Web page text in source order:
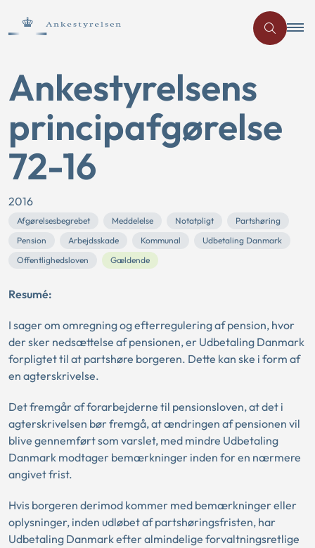
Ankestyrelsens
principafgørelse
72-16
2016
Afgørelsesbegrebet Meddelelse Notatpligt
Partshøring
Pension
Arbejdsskade Kommunal
Udbetaling Danmark
Offentlighedsloven
Gældende
Resumé:
I sager om omregning og efterregulering af pension, hvor
der sker nedsættelse af pensionen, er Udbetaling Danmark
forpligtet til at partshøre borgeren. Dette kan ske i form af
en agterskrivelse.
Det fremgår af forarbejderne til pensionsloven, at det i
agterskrivelsen bør fremgå, at ændringen af pensionen vil
blive gennemført som varslet, med mindre Udbetaling
Danmark modtager bemærkninger inden for en nærmere
angivet frist.
Hvis borgeren derimod kommer med bemærkninger eller
oplysninger, inden udløbet af partshøringsfristen, har
Udbetaling Danmark efter almindelige forvaltningsretlige